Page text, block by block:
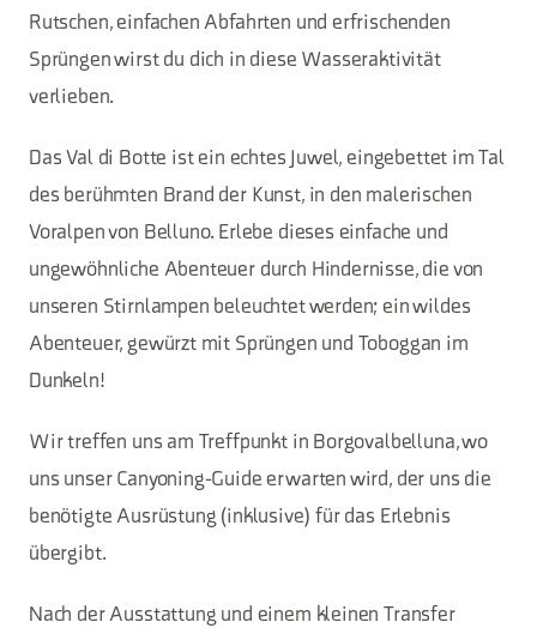
Rutschen, einfachen Abfahrten und erfrischenden
Sprüngen wirst du dich in diese Wasseraktivität
verlieben.
Das Val di Botte ist ein echtes Juwel, eingebettet im Tal
des berühmten Brand der Kunst, in den malerischen
Voralpen von Belluno. Erlebe dieses einfache und
ungewöhnliche Abenteuer durch Hindernisse, die von
unseren Stirnlampen beleuchtet werden; ein wildes
Abenteuer, gewürzt mit Sprüngen und Toboggan im
Dunkeln!
Wir treffen uns am Treffpunkt in Borgovalbelluna, wo
uns unser Canyoning-Guide erwarten wird, der uns die
benötigte Ausrüstung (inklusive) für das Erlebnis
übergibt.
Nach der Ausstattung und einem kleinen Transfer